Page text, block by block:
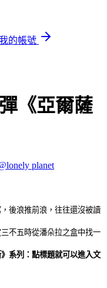
的帳號
《亞爾薩
planet
後浪推前浪，往往還沒被讀
不五時從潘朵拉之盒中找一
系列：點標題就可以進入文